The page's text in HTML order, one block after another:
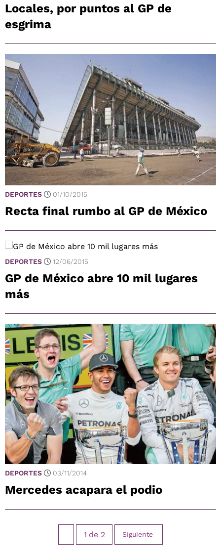
Locales, por puntos al GP de
esgrima
DEPORTES 01/10/2015
Recta final rumbo al GP de México
DEPORTES 12/06/2015
GP de México abre 10 mil lugares
más
DEPORTES 03/11/2014
Mercedes acapara el podio
1 de 2 Siguiente